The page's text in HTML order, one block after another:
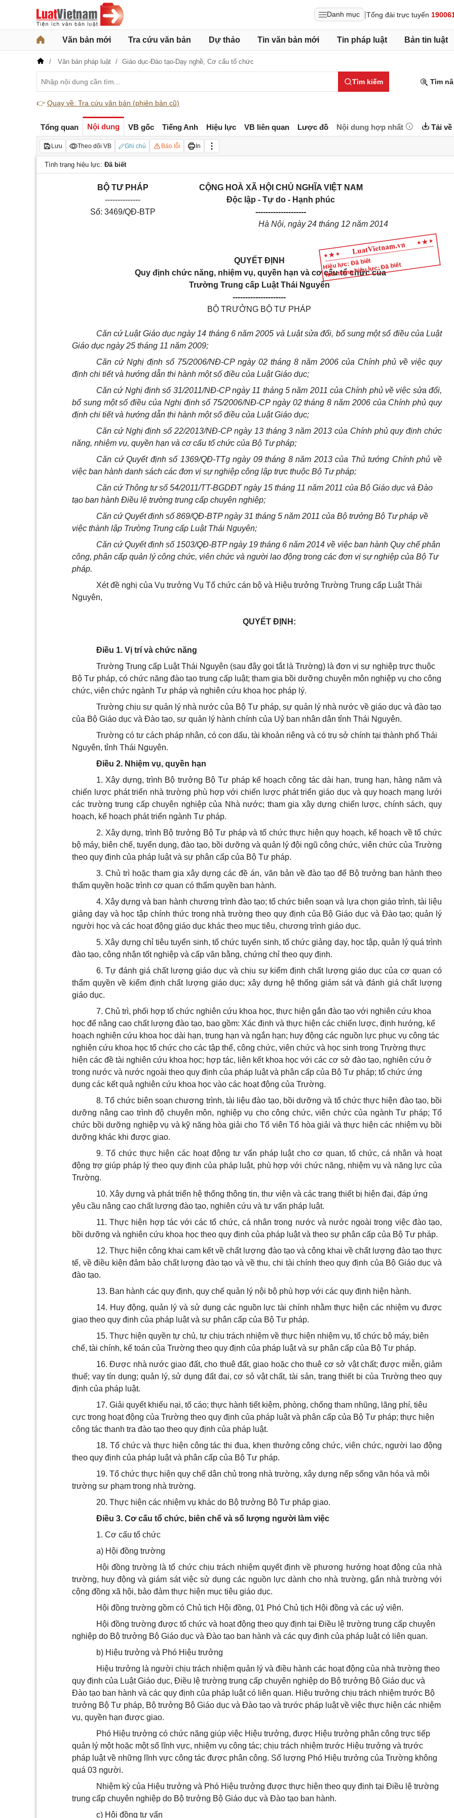
Danh mục Tổng đài trực tuyến
Văn bản mới Tra cứu văn bản Dự thảo Tin văn bản mới Tin pháp luật Bản tin luật
Văn bản pháp luật Giáo dục-Đào tạo-Dạy nghề, Cơ cấu tổ chức
Tìm kiếm Tìm
👉 Quay về: Tra cứu văn bản (phiên bản cũ)
Tổng quan Nội dung VB gốc Tiếng Anh Hiệu lực VB liên quan Lược đồ Nội dung hợp nhất Tải về
Lưu Theo dõi VB Ghi chú Báo lỗi In
Tình trạng hiệu lực: Đã biết
Hiệu lực: Đã biết
Tình trạng hiệu lực: Đã biết
BỘ TƯ PHÁP
--------------
Số: 3469/QĐ-BTP
CỘNG HOÀ XÃ HỘI CHỦ NGHĨA VIỆT NAM
Độc lập - Tự do - Hạnh phúc
--------------------
Hà Nội, ngày 24 tháng 12 năm 2014
QUYẾT ĐỊNH
Quy định chức năng, nhiệm vụ, quyền hạn và cơ cấu tổ chức của
Trường Trung cấp Luật Thái Nguyên
---------------------
BỘ TRƯỞNG BỘ TƯ PHÁP
Căn cứ Luật Giáo dục ngày 14 tháng 6 năm 2005 và Luật sửa đổi, bổ sung một số điều của Luật
Giáo dục ngày 25 tháng 11 năm 2009;
Căn cứ Nghị định số 75/2006/NĐ-CP ngày 02 tháng 8 năm 2006 của Chính phủ về việc quy
định chi tiết và hướng dẫn thi hành một số điều của Luật Giáo dục;
Căn cứ Nghị định số 31/2011/NĐ-CP ngày 11 tháng 5 năm 2011 của Chính phủ về việc sửa đổi,
bổ sung một số điều của Nghị định số 75/2006/NĐ-CP ngày 02 tháng 8 năm 2006 của Chính phủ quy
định chi tiết và hướng dẫn thi hành một số điều của Luật Giáo dục;
Căn cứ Nghị định số 22/2013/NĐ-CP ngày 13 tháng 3 năm 2013 của Chính phủ quy định chức
năng, nhiệm vụ, quyền hạn và cơ cấu tổ chức của Bộ Tư pháp;
Căn cứ Quyết định số 1369/QĐ-TTg ngày 09 tháng 8 năm 2013 của Thủ tướng Chính phủ về
việc ban hành danh sách các đơn vị sự nghiệp công lập trực thuộc Bộ Tư pháp;
Căn cứ Thông tư số 54/2011/TT-BGDĐT ngày 15 tháng 11 năm 2011 của Bộ Giáo dục và Đào
tạo ban hành Điều lệ trường trung cấp chuyên nghiệp;
Căn cứ Quyết định số 869/QĐ-BTP ngày 31 tháng 5 năm 2011 của Bộ trưởng Bộ Tư pháp về
việc thành lập Trường Trung cấp Luật Thái Nguyên;
Căn cứ Quyết định số 1503/QĐ-BTP ngày 19 tháng 6 năm 2014 về việc ban hành Quy chế phân
công, phân cấp quản lý công chức, viên chức và người lao động trong các đơn vị sự nghiệp của Bộ Tư
pháp.
Xét đề nghị của Vụ trưởng Vụ Tổ chức cán bộ và Hiệu trưởng Trường Trung cấp Luật Thái
Nguyên,
QUYẾT ĐỊNH:
Điều 1. Vị trí và chức năng
Trường Trung cấp Luật Thái Nguyên (sau đây gọi tắt là Trường) là đơn vị sự nghiệp trực thuộc
Bộ Tư pháp, có chức năng đào tạo trung cấp luật; tham gia bồi dưỡng chuyên môn nghiệp vụ cho công
chức, viên chức ngành Tư pháp và nghiên cứu khoa học pháp lý.
Trường chịu sự quản lý nhà nước của Bộ Tư pháp, sự quản lý nhà nước về giáo dục và đào tạo
của Bộ Giáo dục và Đào tạo, sự quản lý hành chính của Uỷ ban nhân dân tỉnh Thái Nguyên.
Trường có tư cách pháp nhân, có con dấu, tài khoản riêng và có trụ sở chính tại thành phố Thái
Nguyên, tỉnh Thái Nguyên.
Điều 2. Nhiệm vụ, quyền hạn
1. Xây dựng, trình Bộ trưởng Bộ Tư pháp kế hoạch công tác dài hạn, trung hạn, hàng năm và
chiến lược phát triển nhà trường phù hợp với chiến lược phát triển giáo dục và quy hoạch mạng lưới
các trường trung cấp chuyên nghiệp của Nhà nước; tham gia xây dựng chiến lược, chính sách, quy
hoạch, kế hoạch phát triển ngành Tư pháp.
2. Xây dựng, trình Bộ trưởng Bộ Tư pháp và tổ chức thực hiện quy hoạch, kế hoạch về tổ chức
bộ máy, biên chế, tuyển dụng, đào tạo, bồi dưỡng và quản lý đội ngũ công chức, viên chức của Trường
theo quy định của pháp luật và sự phân cấp của Bộ Tư pháp.
3. Chủ trì hoặc tham gia xây dựng các đề án, văn bản về đào tạo để Bộ trưởng ban hành theo
thẩm quyền hoặc trình cơ quan có thẩm quyền ban hành.
4. Xây dựng và ban hành chương trình đào tạo; tổ chức biên soạn và lựa chọn giáo trình, tài liệu
giảng dạy và học tập chính thức trong nhà trường theo quy định của Bộ Giáo dục và Đào tạo; quản lý
người học và các hoạt động giáo dục khác theo mục tiêu, chương trình giáo dục.
5. Xây dựng chỉ tiêu tuyển sinh, tổ chức tuyển sinh, tổ chức giảng dạy, học tập, quản lý quá trình
đào tạo, công nhận tốt nghiệp và cấp văn bằng, chứng chỉ theo quy định.
6. Tự đánh giá chất lượng giáo dục và chịu sự kiểm định chất lượng giáo dục của cơ quan có
thẩm quyền về kiểm định chất lượng giáo dục; xây dựng hệ thống giám sát và đánh giá chất lượng
giáo dục.
7. Chủ trì, phối hợp tổ chức nghiên cứu khoa học, thực hiện gắn đào tạo với nghiên cứu khoa
học để nâng cao chất lượng đào tạo, bao gồm: Xác định và thực hiện các chiến lược, định hướng, kế
hoạch nghiên cứu khoa học dài hạn, trung hạn và ngắn hạn; huy động các nguồn lực phục vụ công tác
nghiên cứu khoa học tổ chức cho các tập thể, công chức, viên chức và học sinh trong Trường thực
hiện các đề tài nghiên cứu khoa học; hợp tác, liên kết khoa học với các cơ sở đào tạo, nghiên cứu ở
trong nước và nước ngoài theo quy định của pháp luật và phân cấp của Bộ Tư pháp; tổ chức ứng
dụng các kết quả nghiên cứu khoa học vào các hoạt động của Trường.
8. Tổ chức biên soạn chương trình, tài liệu đào tạo, bồi dưỡng và tổ chức thực hiện đào tạo, bồi
dưỡng nâng cao trình độ chuyên môn, nghiệp vụ cho công chức, viên chức của ngành Tư pháp; Tổ
chức bồi dưỡng nghiệp vụ và kỹ năng hòa giải cho Tổ viên Tổ hòa giải và thực hiện các nhiệm vụ bồi
dưỡng khác khi được giao.
9. Tổ chức thực hiện các hoạt động tư vấn pháp luật cho cơ quan, tổ chức, cá nhân và hoạt
động trợ giúp pháp lý theo quy định của pháp luật, phù hợp với chức năng, nhiệm vụ và năng lực của
Trường.
10. Xây dựng và phát triển hệ thống thông tin, thư viện và các trang thiết bị hiện đại, đáp ứng
yêu cầu nâng cao chất lượng đào tạo, nghiên cứu và tư vấn pháp luật.
11. Thực hiện hợp tác với các tổ chức, cá nhân trong nước và nước ngoài trong việc đào tạo,
bồi dưỡng và nghiên cứu khoa học theo quy định của pháp luật và theo sự phân cấp của Bộ Tư pháp.
12. Thực hiện công khai cam kết về chất lượng đào tạo và công khai về chất lượng đào tạo thực
tế, về điều kiện đảm bảo chất lượng đào tạo và về thu, chi tài chính theo quy định của Bộ Giáo dục và
đào tạo.
13. Ban hành các quy định, quy chế quản lý nội bộ phù hợp với các quy định hiện hành.
14. Huy động, quản lý và sử dụng các nguồn lực tài chính nhằm thực hiện các nhiệm vụ được
giao theo quy định của pháp luật và sự phân cấp của Bộ Tư pháp.
15. Thực hiện quyền tự chủ, tự chịu trách nhiệm về thực hiện nhiệm vụ, tổ chức bộ máy, biên
chế, tài chính, kế toán của Trường theo quy định của pháp luật và sự phân cấp của Bộ Tư pháp.
16. Được nhà nước giao đất, cho thuê đất, giao hoặc cho thuê cơ sở vật chất; được miễn, giảm
thuế; vay tín dụng; quản lý, sử dụng đất đai, cơ sỏ vật chất, tài sản, trang thiết bị của Trường theo quy
định của pháp luật.
17. Giải quyết khiếu nại, tố cáo; thực hành tiết kiệm, phòng, chống tham nhũng, lãng phí, tiêu
cực trong hoạt động của Trường theo quy định của pháp luật và phân cấp của Bộ Tư pháp; thực hiện
công tác thanh tra đào tạo theo quy định của pháp luật.
18. Tổ chức và thực hiện công tác thi đua, khen thưởng công chức, viên chức, người lao động
theo quy định của pháp luật và phân cấp của Bộ Tư pháp.
19. Tổ chức thực hiện quy chế dân chủ trong nhà trường, xây dựng nếp sống văn hóa và môi
trường sư phạm trong nhà trường.
20. Thực hiện các nhiệm vụ khác do Bộ trưởng Bộ Tư pháp giao.
Điều 3. Cơ cấu tổ chức, biên chế và số lượng người làm việc
1. Cơ cấu tổ chức
a) Hội đồng trường
Hội đồng trường là tổ chức chịu trách nhiệm quyết định về phương hướng hoạt động của nhà
trường, huy động và giám sát việc sử dụng các nguồn lực dành cho nhà trường, gắn nhà trường với
cộng đồng xã hội, bảo đảm thực hiện mục tiêu giáo dục.
Hội đồng trường gồm có Chủ tịch Hội đồng, 01 Phó Chủ tịch Hội đồng và các uỷ viên.
Hội đồng trường được tổ chức và hoạt động theo quy định tại Điều lệ trường trung cấp chuyên
nghiệp do Bộ trưởng Bộ Giáo dục và Đào tạo ban hành và các quy định của pháp luật có liên quan.
b) Hiệu trưởng và Phó Hiệu trưởng
Hiệu trưởng là người chịu trách nhiệm quản lý và điều hành các hoạt động của nhà trường theo
quy định của Luật Giáo dục, Điều lệ trường trung cấp chuyên nghiệp do Bộ trưởng Bộ Giáo dục và
Đào tạo ban hành và các quy định của pháp luật có liên quan. Hiệu trưởng chịu trách nhiệm trước Bộ
trưởng Bộ Tư pháp, Bộ trưởng Bộ Giáo dục và Đào tạo và trước pháp luật về việc thực hiện các nhiệm
vụ, quyền hạn được giao.
Phó Hiệu trưởng có chức năng giúp việc Hiệu trưởng, được Hiệu trưởng phân công trực tiếp
quản lý một hoặc một số lĩnh vực, nhiệm vụ công tác; chịu trách nhiệm trước Hiệu trưởng và trước
pháp luật về những lĩnh vực công tác được phân công. Số lượng Phó Hiệu trưởng của Trường không
quá 03 người.
Nhiệm kỳ của Hiệu trưởng và Phó Hiệu trưởng được thực hiện theo quy định tại Điều lệ trường
trung cấp chuyên nghiệp do Bộ trưởng Bộ Giáo dục và Đào tạo ban hành.
c) Hội đồng tư vấn